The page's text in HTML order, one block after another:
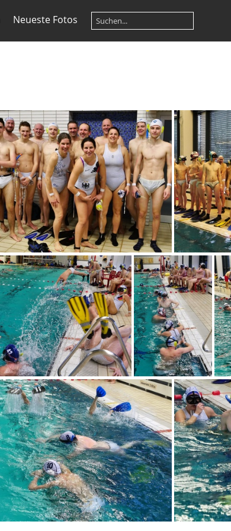
Neueste Fotos
UWR 01 Feb.2020 (2)
UWR 01 Feb.2020 (6) UWR 01 Feb.2020 (7)